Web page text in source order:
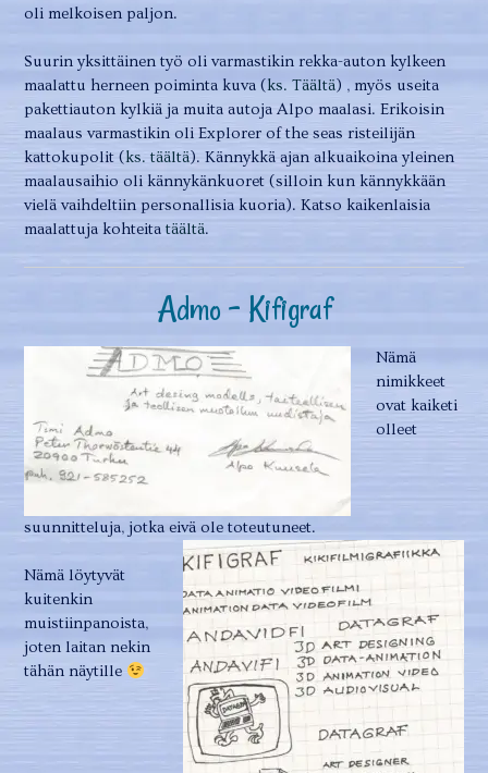
oli melkoisen paljon.
Suurin yksittäinen työ oli varmastikin rekka-auton kylkeen
maalattu herneen poiminta kuva (ks. Täältä) , myös useita
pakettiauton kylkiä ja muita autoja Alpo maalasi. Erikoisin
maalaus varmastikin oli Explorer of the seas risteilijän
kattokupolit (ks. täältä). Kännykkä ajan alkuaikoina yleinen
maalausaihio oli kännykänkuoret (silloin kun kännykkään
vielä vaihdeltiin personallisia kuoria). Katso kaikenlaisia
maalattuja kohteita täältä.
Admo – Kifigraf
Nämä
nimikkeet
ovat kaiketi
olleet
suunnitteluja, jotka eivä ole toteutuneet.
Nämä löytyvät
kuitenkin
muistiinpanoista,
joten laitan nekin
tähän näytille